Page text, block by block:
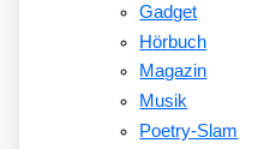
Gadget
Hörbuch
Magazin
Musik
Poetry-Slam